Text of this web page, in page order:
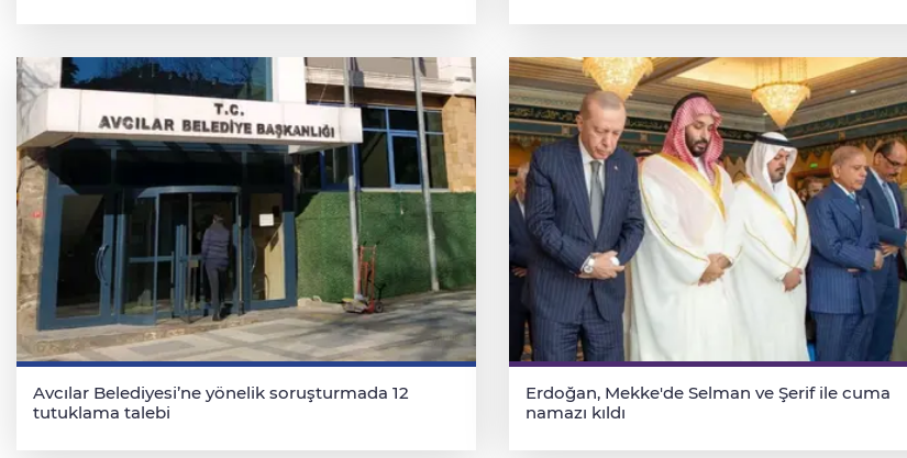
Avcılar Belediyesi’ne yönelik soruşturmada 12
tutuklama talebi
Erdoğan, Mekke'de Selman ve Şerif ile cuma
namazı kıldı